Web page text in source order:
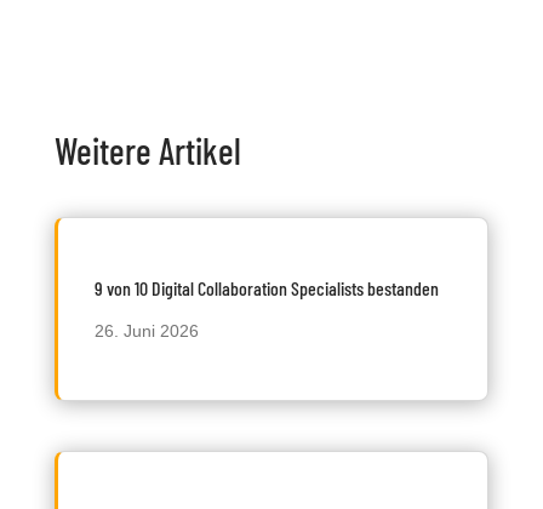
Weitere Artikel
9 von 10 Digital Collaboration Specialists bestanden
26. Juni 2026